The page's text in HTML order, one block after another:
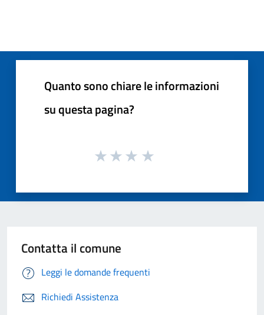
Quanto sono chiare le informazioni
su questa pagina?
Contatta il comune
Leggi le domande frequenti
Richiedi Assistenza